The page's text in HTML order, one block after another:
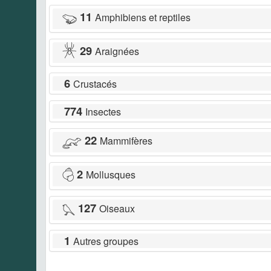
11 Amphibiens et reptiles
29 Araignées
6 Crustacés
774 Insectes
22 Mammifères
2 Mollusques
127 Oiseaux
1 Autres groupes